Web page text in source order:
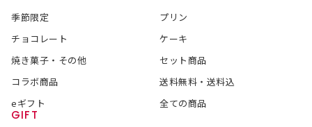
季節限定
プリン
チョコレート
ケーキ
焼き菓子・その他
セット商品
コラボ商品
送料無料・送料込
eギフト
全ての商品
GIFT